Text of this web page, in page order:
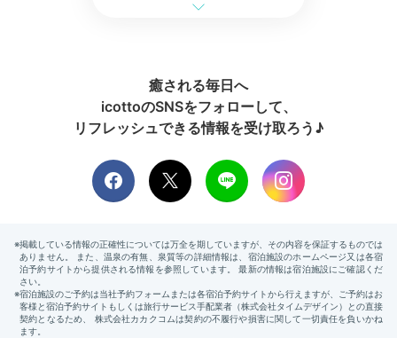
温泉と海景色に癒されて、夕朝食は館山の美味しいもの
でお腹いっぱい。心もお腹も満足になったら次の観光
Sightseeing
11:00 宿から車で約18分
癒される毎日へ
icottoのSNSをフォローして、
リフレッシュできる情報を受け取ろう♪